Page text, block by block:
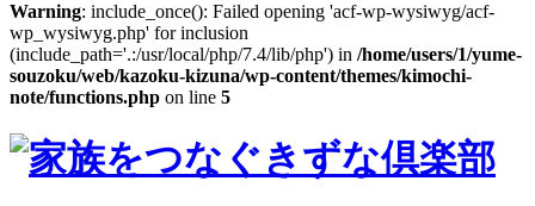
Warning: include_once(): Failed opening 'acf-wp-wysiwyg/acf-
wp_wysiwyg.php' for inclusion
(include_path='.:/usr/local/php/7.4/lib/php') in /home/users/1/yume-
souzoku/web/kazoku-kizuna/wp-content/themes/kimochi-
note/functions.php on line 5